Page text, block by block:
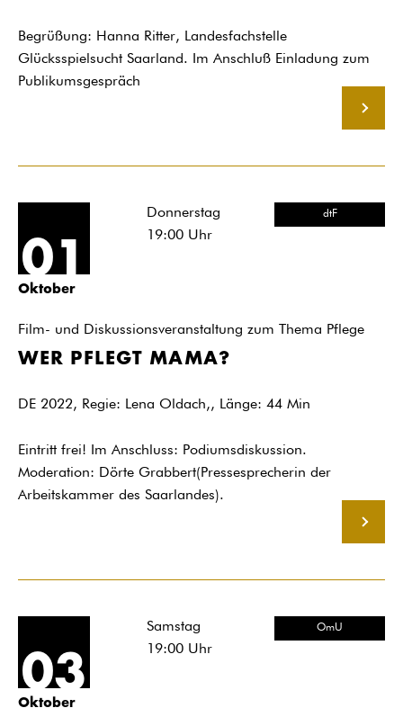
Begrüßung: Hanna Ritter, Landesfachstelle
Glücksspielsucht Saarland. Im Anschluß Einladung zum
Publikumsgespräch
01
Oktober
Donnerstag
19:00Uhr
dtF
Film- und Diskussionsveranstaltung zum Thema Pflege
WER PFLEGT MAMA?
DE 2022, Regie: Lena Oldach,, Länge: 44 Min
Eintritt frei! Im Anschluss: Podiumsdiskussion.
Moderation: Dörte Grabbert(Pressesprecherin der
Arbeitskammer des Saarlandes).
03
Oktober
Samstag
19:00Uhr
OmU